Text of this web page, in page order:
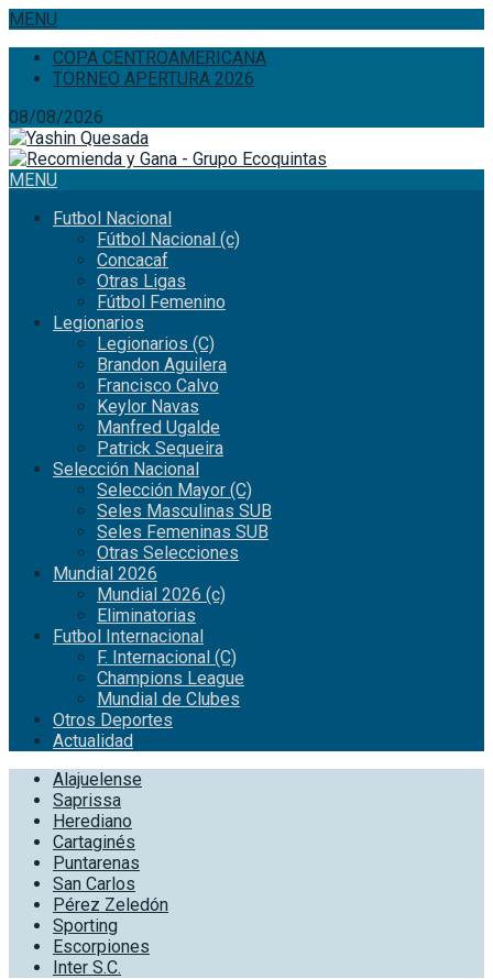
MENU
COPA CENTROAMERICANA
TORNEO APERTURA 2026
08/08/2026
MENU
Futbol Nacional
Fútbol Nacional (c)
Concacaf
Otras Ligas
Fútbol Femenino
Legionarios
Legionarios (C)
Brandon Aguilera
Francisco Calvo
Keylor Navas
Manfred Ugalde
Patrick Sequeira
Selección Nacional
Selección Mayor (C)
Seles Masculinas SUB
Seles Femeninas SUB
Otras Selecciones
Mundial 2026
Mundial 2026 (c)
Eliminatorias
Futbol Internacional
F. Internacional (C)
Champions League
Mundial de Clubes
Otros Deportes
Actualidad
Alajuelense
Saprissa
Herediano
Cartaginés
Puntarenas
San Carlos
Pérez Zeledón
Sporting
Escorpiones
Inter S.C.